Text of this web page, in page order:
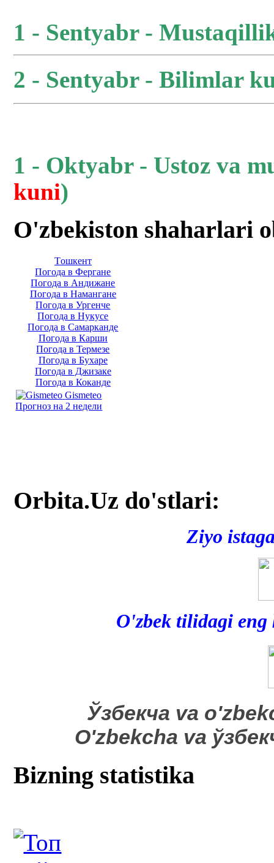
1 - Sentyabr -
2 - Sentyabr - Bilimlar
1 - Oktyabr - Ustoz va
kuni)
O'zbekiston shaharlari
Тoшкент
Погода в Фергане
Погода в Андижане
Погода в Намангане
Погода в Ургенче
Погода в Нукусе
Погода в Самарканде
Погода в Карши
Погода в Термезе
Погода в Бухаре
Погода в Джизаке
Погода в Коканде
Gismeteo
Прогноз на 2 недели
Orbita.Uz do'stlari:
Ziyo
O'zbek tilidagi
​Ўзбекча va
O'zbekcha va
Bizning statistika